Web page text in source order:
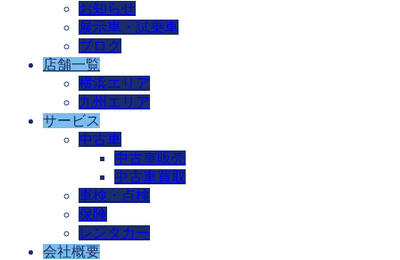
お知らせ
展示車・試乗車
ブログ
店舗一覧
横浜エリア
九州エリア
サービス
中古車
中古車販売
中古車買取
車検・点検
保険
レンタカー
会社概要